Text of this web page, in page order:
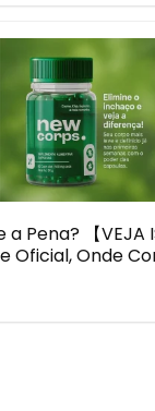
Pena? 【VEJA
Oficial, Onde